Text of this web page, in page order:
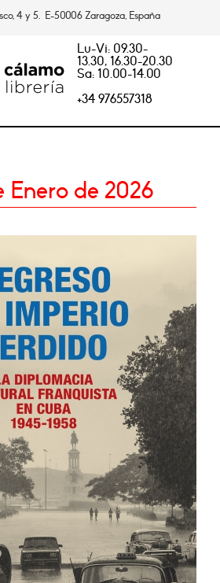
4 y 5. E-50006 Zaragoza, España
Lu-Vi: 09.30-
13.30, 16.30-20.30
Sa: 10.00-14.00
+34 976557318
Enero de 2026